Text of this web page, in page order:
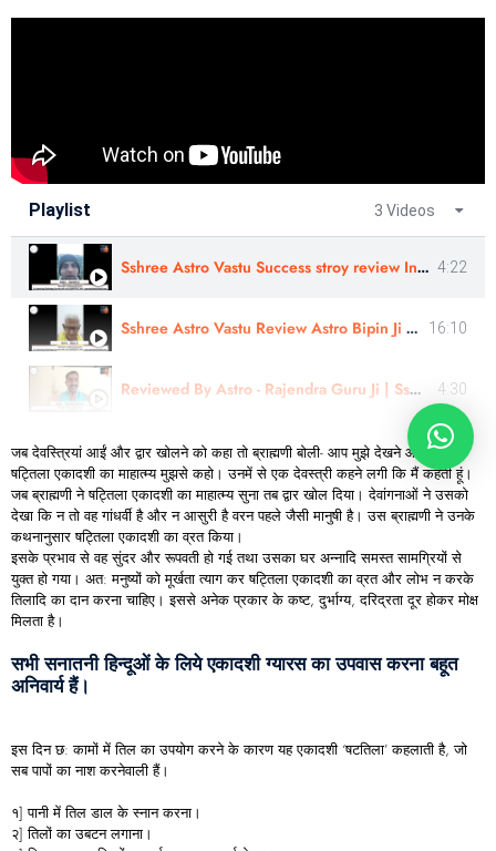
Playlist 3 Videos
Sshree Astro Vastu Success stroy review In Hindi - Astro Harshit Ji 4:22
Sshree Astro Vastu Review Astro Bipin Ji Nakshatra Rahasyam In Hindi 16:10
Reviewed By Astro - Rajendra Guru Ji | Sshree Astro Vastu 4:30
जब देवस्त्रियां आईं और द्वार खोलने को कहा तो ब्राह्मणी बोली- आप मुझे देखने आई हैं तो
षट्तिला एकादशी का माहात्म्य मुझसे कहो। उनमें से एक देवस्त्री कहने लगी कि मैं कहती हूं।
जब ब्राह्मणी ने षट्तिला एकादशी का माहात्म्य सुना तब द्वार खोल दिया। देवांगनाओं ने उसको
देखा कि न तो वह गांधर्वी है और न आसुरी है वरन पहले जैसी मानुषी है। उस ब्राह्मणी ने उनके
कथनानुसार षट्तिला एकादशी का व्रत किया।
इसके प्रभाव से वह सुंदर और रूपवती हो गई तथा उसका घर अन्नादि समस्त सामग्रियों से
युक्त हो गया। अत: मनुष्यों को मूर्खता त्याग कर षट्तिला एकादशी का व्रत और लोभ न करके
तिलादि का दान करना चाहिए। इससे अनेक प्रकार के कष्ट, दुर्भाग्य, दरिद्रता दूर होकर मोक्ष
मिलता है।
सभी सनातनी हिन्दूओं के लिये एकादशी ग्यारस का उपवास करना बहूत
अनिवार्य हैं।
इस दिन छ: कामों में तिल का उपयोग करने के कारण यह एकादशी ‘षटतिला’ कहलाती है, जो
सब पापों का नाश करनेवाली हैं।
१] पानी में तिल डाल के स्नान करना।
२] तिलों का उबटन लगाना।